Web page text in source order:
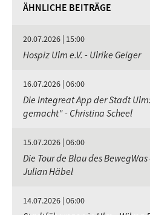
ÄHNLICHE BEITRÄGE
20.07.2026 | 15:00
Hospiz Ulm e.V. - Ulrike Geiger
16.07.2026 | 06:00
Die Integreat App der Stadt
gemacht" - Christina Scheel
15.07.2026 | 06:00
Die Tour de Blau des
Julian Häbel
14.07.2026 | 06:00